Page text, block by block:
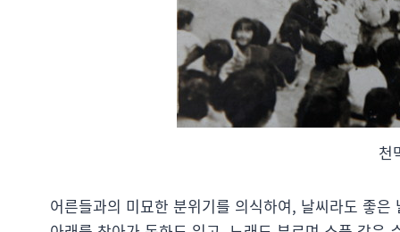
천
어른들과의 미묘한 분위기를 의식하여, 날씨라도 좋